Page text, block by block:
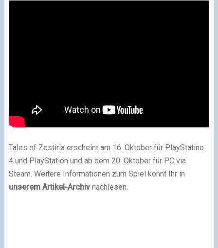
Tales of Zestiria erscheint am 16. Oktober für PlayStatino
4 und PlayStation und ab dem 20. Oktober für PC via
Steam. Weitere Informationen zum Spiel könnt Ihr in
unserem Artikel-Archivnachlesen.